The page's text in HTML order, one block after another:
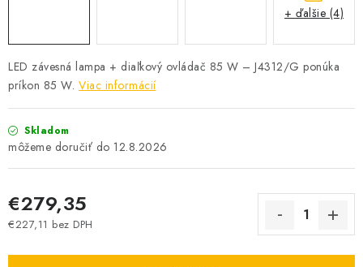
O NÁS - MEGALED & JANTON ZÁKAMENNÉ
Reklamácie a formulár na odstúpenie od zmluvy
O nás - MEGALED & JANTON Zákamenné
Zľavy pre profíkov
Hodnotenie obchodu Moja objednávka
LED závesná lampa + diaľkový ovládač 85 W – J4312/G ponúka
príkon 85 W. Viac informácií
Skladom
12.8.2026
€279,35
€227,11 bez DPH
+ ďalšie (4)